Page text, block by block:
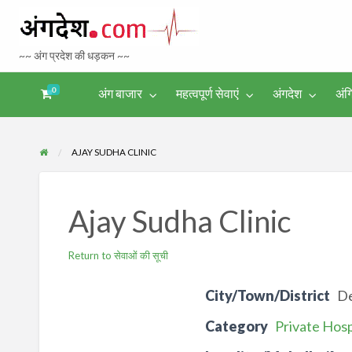
अंगिका-
अंग-
अंग-
अंग-
Tourism
~~ अंग प्रदेश की धड़कन ~~
0 अंग बाजार महत्वपूर्ण सेवाएं अंगदेश
AJAY SUDHA CLINIC
Ajay Sudha Clinic
Return to सेवाओं की सूची
City/Town/District
Category Private